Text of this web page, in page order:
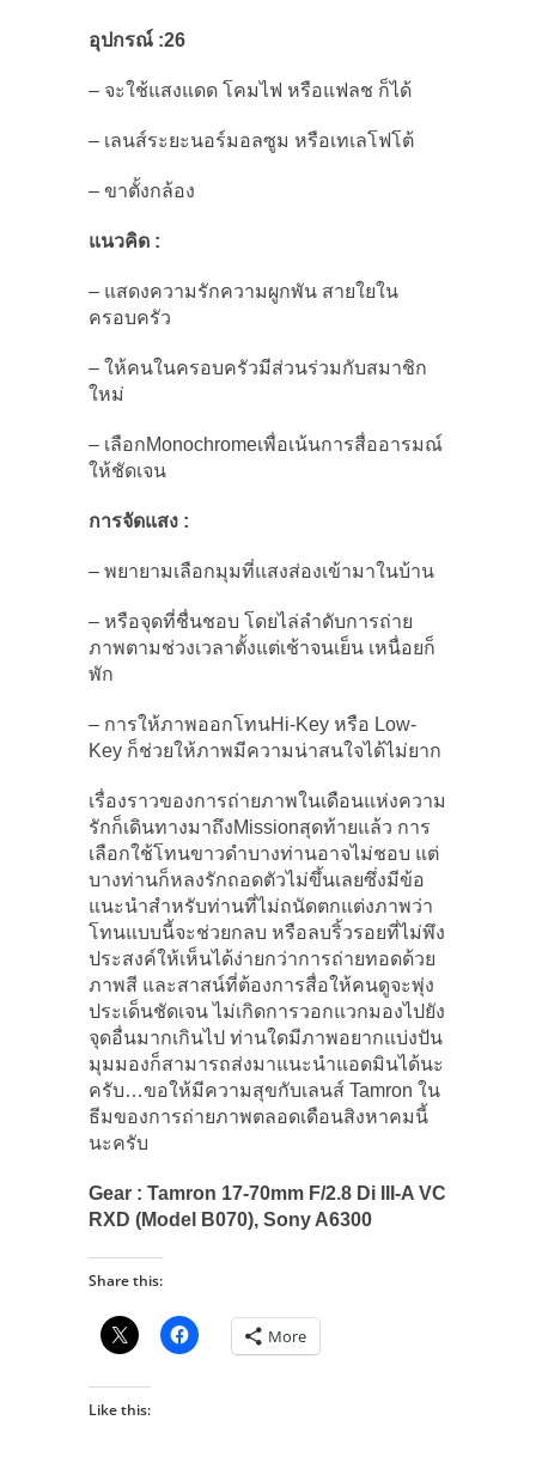
อุปกรณ์ :26
– จะใช้แสงแดด โคมไฟ หรือแฟลช ก็ได้
– เลนส์ระยะนอร์มอลซูม หรือเทเลโฟโต้
– ขาตั้งกล้อง
แนวคิด :
– แสดงความรักความผูกพัน สายใยใน
ครอบครัว
– ให้คนในครอบครัวมีส่วนร่วมกับสมาชิก
ใหม่
– เลือกMonochromeเพื่อเน้นการสื่ออารมณ์
ให้ชัดเจน
การจัดแสง :
– พยายามเลือกมุมที่แสงส่องเข้ามาในบ้าน
– หรือจุดที่ชื่นชอบ โดยไล่ลำดับการถ่าย
ภาพตามช่วงเวลาตั้งแต่เช้าจนเย็น เหนื่อยก็
พัก
– การให้ภาพออกโทนHi-Key หรือ Low-
Key ก็ช่วยให้ภาพมีความน่าสนใจได้ไม่ยาก
เรื่องราวของการถ่ายภาพในเดือนแห่งความ
รักก็เดินทางมาถึงMissionสุดท้ายแล้ว การ
เลือกใช้โทนขาวดำบางท่านอาจไม่ชอบ แต่
บางท่านก็หลงรักถอดตัวไม่ขึ้นเลยซึ่งมีข้อ
แนะนำสำหรับท่านที่ไม่ถนัดตกแต่งภาพว่า
โทนแบบนี้จะช่วยกลบ หรือลบริ้วรอยที่ไม่พึง
ประสงค์ให้เห็นได้ง่ายกว่าการถ่ายทอดด้วย
ภาพสี และสาสน์ที่ต้องการสื่อให้คนดูจะพุ่ง
ประเด็นชัดเจน ไม่เกิดการวอกแวกมองไปยัง
จุดอื่นมากเกินไป ท่านใดมีภาพอยากแบ่งปัน
มุมมองก็สามารถส่งมาแนะนำแอดมินได้นะ
ครับ…ขอให้มีความสุขกับเลนส์ Tamron ใน
ธีมของการถ่ายภาพตลอดเดือนสิงหาคมนี้
นะครับ
Gear : Tamron 17-70mm F/2.8 Di III-A VC
RXD (Model B070), Sony A6300
Share this:
More
Like this: